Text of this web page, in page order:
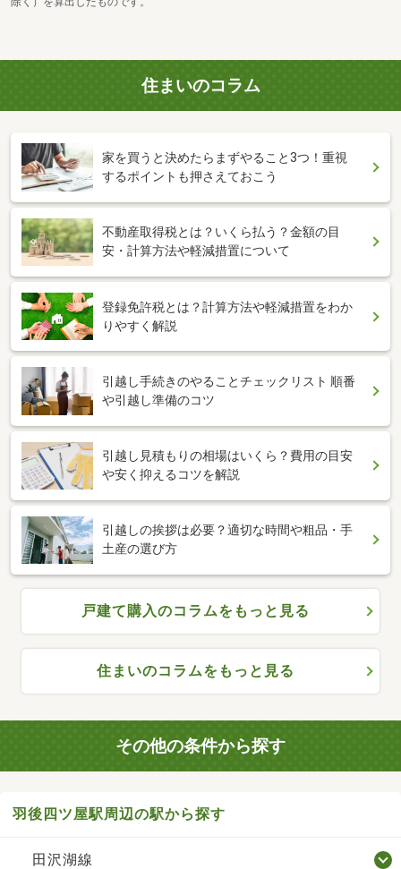
住まいのコラム
家を買うと決めたらまずやること3つ！重視
するポイントも押さえておこう
不動産取得税とは？いくら払う？金額の目
安・計算方法や軽減措置について
登録免許税とは？計算方法や軽減措置をわか
りやすく解説
引越し手続きのやることチェックリスト 順番
や引越し準備のコツ
引越し見積もりの相場はいくら？費用の目安
や安く抑えるコツを解説
引越しの挨拶は必要？適切な時間や粗品・手
土産の選び方
戸建て購入のコラムをもっと見る
住まいのコラムをもっと見る
その他の条件から探す
羽後四ツ屋駅周辺の駅から探す
田沢湖線